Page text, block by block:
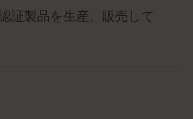
証製品を生産、販売して